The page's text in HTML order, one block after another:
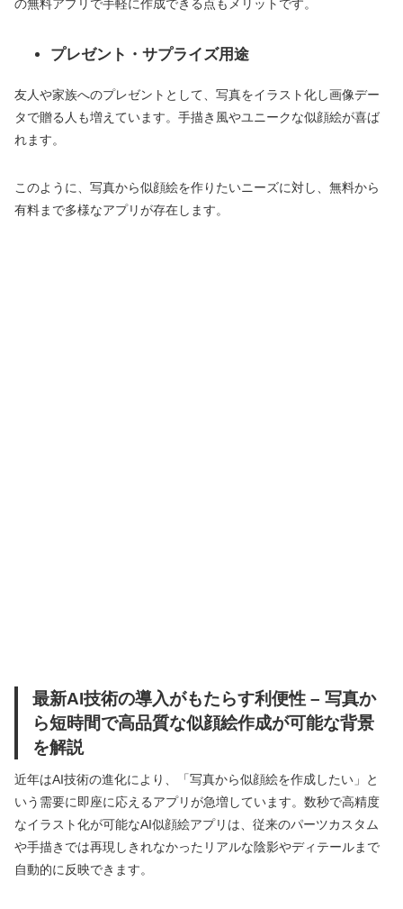
の無料アプリで手軽に作成できる点もメリットです。
プレゼント・サプライズ用途
友人や家族へのプレゼントとして、写真をイラスト化し画像デー
タで贈る人も増えています。手描き風やユニークな似顔絵が喜ば
れます。
このように、写真から似顔絵を作りたいニーズに対し、無料から
有料まで多様なアプリが存在します。
最新AI技術の導入がもたらす利便性 – 写真か
ら短時間で高品質な似顔絵作成が可能な背景
を解説
近年はAI技術の進化により、「写真から似顔絵を作成したい」と
いう需要に即座に応えるアプリが急増しています。数秒で高精度
なイラスト化が可能なAI似顔絵アプリは、従来のパーツカスタム
や手描きでは再現しきれなかったリアルな陰影やディテールまで
自動的に反映できます。